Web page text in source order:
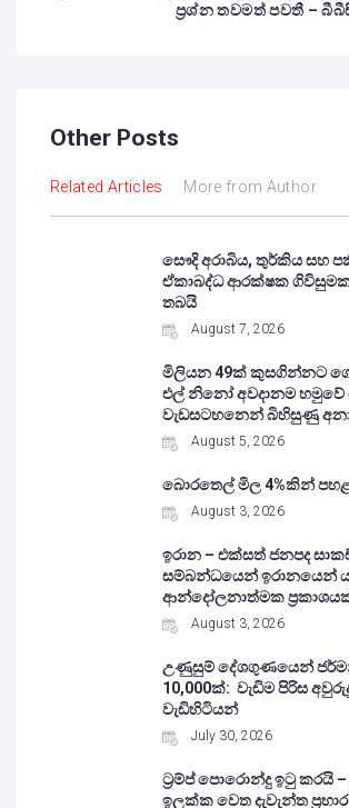
ප්‍රශ්න තවමත් පවතී –
Other Posts
Related Articles More from Author
සෞදි අරාබිය, තුර්කිය සහ
ඒකාබද්ධ ආරක්ෂක
තබයි
August 7, 2026
මිලියන 49ක් කුසගින්නට
එල් නිනෝ අවදානම
වැඩසටහනෙන් බිහිසුණු
August 5, 2026
බොරතෙල් මිල 4%කින්
August 3, 2026
ඉරාන – එක්සත් ජනපද
සම්බන්ධයෙන් ඉරානයෙන්
ආන්දෝලනාත්මක
August 3, 2026
උණුසුම් දේශගුණයෙන්
10,000ක්: වැඩිම පිරිස
වැඩිහිටියන්
July 30, 2026
ට්‍රම්ප් පොරොන්දු ඉටු කරයි
ඉලක්ක වෙත දැවැන්ත